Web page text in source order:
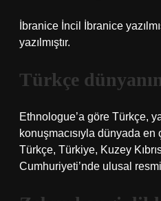
İbranice İncil İbranice
yazılmıştır.
Türkçe
Ethnologue’a göre Türkçe,
konuşmacısıyla dünyada
Türkçe, Türkiye, Kuzey
Cumhuriyeti’nde ulusal